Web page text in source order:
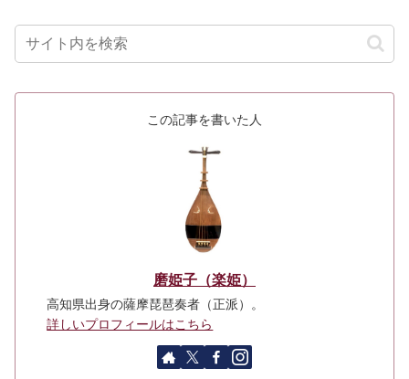
この記事を書いた人
磨姫子（楽姫）
高知県出身の薩摩琵琶奏者（正派）。
詳しいプロフィールはこちら